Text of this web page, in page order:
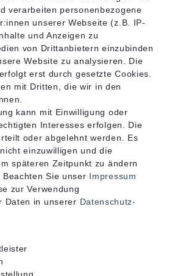
verarbeiten personenbezogene
unserer Webseite (z.B. IP-
und Anzeigen zu
von Drittanbietern einzubinden
Website zu analysieren. Die
erst durch gesetzte Cookies.
mit Dritten, die wir in den
kann mit Einwilligung oder
Interesses erfolgen. Die
oder abgelehnt werden. Es
einzuwilligen und die
späteren Zeitpunkt zu ändern
Sie unser Impressum
zur Verwendung
Daten in unserer Daten­schutz­